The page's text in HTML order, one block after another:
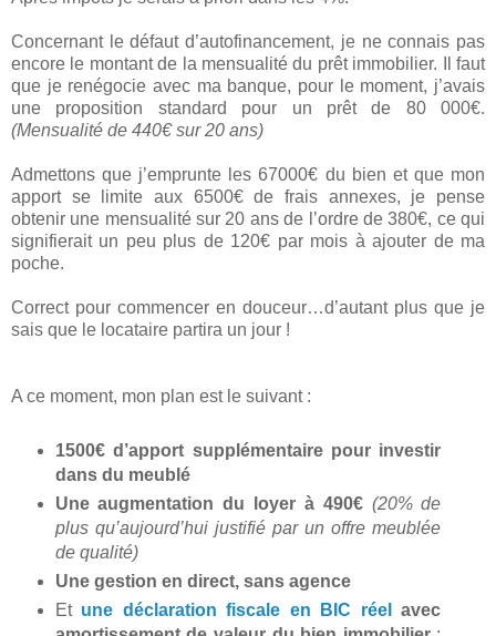
Concernant le défaut d’autofinancement, je ne connais pas
encore le montant de la mensualité du prêt immobilier. Il faut
que je renégocie avec ma banque, pour le moment, j’avais
une proposition standard pour un prêt de 80 000€.
(Mensualité de 440€ sur 20 ans)
Admettons que j’emprunte les 67000€ du bien et que mon
apport se limite aux 6500€ de frais annexes, je pense
obtenir une mensualité sur 20 ans de l’ordre de 380€, ce qui
signifierait un peu plus de 120€ par mois à ajouter de ma
poche.
Correct pour commencer en douceur…d’autant plus que je
sais que le locataire partira un jour !
A ce moment, mon plan est le suivant :
1500€ d’apport supplémentaire pour investir
dans du meublé
Une augmentation du loyer à 490€ (20% de
plus qu’aujourd’hui justifié par un offre meublée
de qualité)
Une gestion en direct, sans agence
Et une déclaration fiscale en BIC réel
avec